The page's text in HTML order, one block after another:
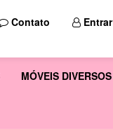
Contato Entrar
MÓVEIS DIVERSOS